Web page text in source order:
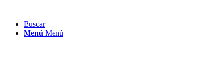
Buscar
Menú Menú